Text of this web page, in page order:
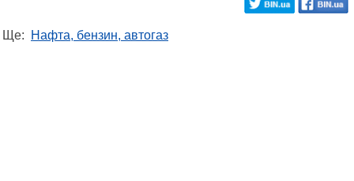
Ще: Нафта, бензин, автогаз